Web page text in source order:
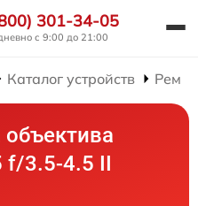
301-34-05
с 9:00 до 21:00
Каталог устройств
f/3.5-4.5 II